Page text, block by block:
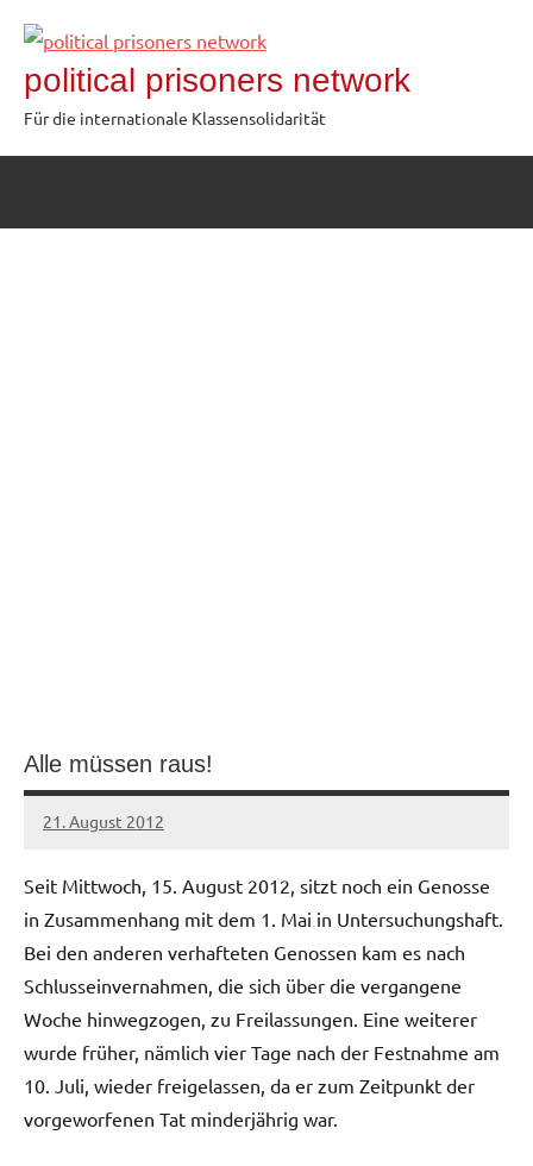
Inhalt
springen
political prisoners network
Für die internationale Klassensolidarität
Alle müssen raus!
21. August 2012
admin
Seit Mittwoch, 15. August 2012, sitzt noch ein Genosse
in Zusammenhang mit dem 1. Mai in Untersuchungshaft.
Bei den anderen verhafteten Genossen kam es nach
Schlusseinvernahmen, die sich über die vergangene
Woche hinwegzogen, zu Freilassungen. Eine weiterer
wurde früher, nämlich vier Tage nach der Festnahme am
10. Juli, wieder freigelassen, da er zum Zeitpunkt der
vorgeworfenen Tat minderjährig war.